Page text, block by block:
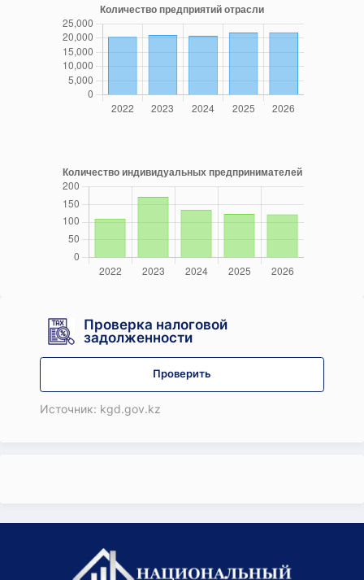
Проверка налоговой
задолженности
Проверить
Источник: kgd.gov.kz